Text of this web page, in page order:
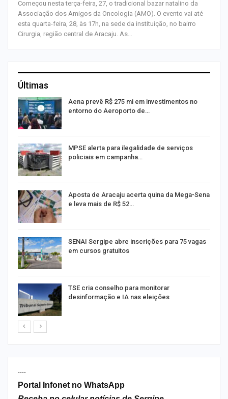
Começou nesta terça-feira, 27, o tradicional bazar natalino da
Associação dos Amigos da Oncologia (AMO). O evento vai até
esta quarta-feira, 28, às 17h, na sede da instituição, no bairro
Cirurgia, região central de Aracaju. As…
Últimas
Aena prevê R$ 275 mi em investimentos no
entorno do Aeroporto de…
MPSE alerta para ilegalidade de serviços
policiais em campanha…
Aposta de Aracaju acerta quina da Mega-Sena
e leva mais de R$ 52…
SENAI Sergipe abre inscrições para 75 vagas
em cursos gratuitos
TSE cria conselho para monitorar
desinformação e IA nas eleições
----
Portal Infonet no WhatsApp